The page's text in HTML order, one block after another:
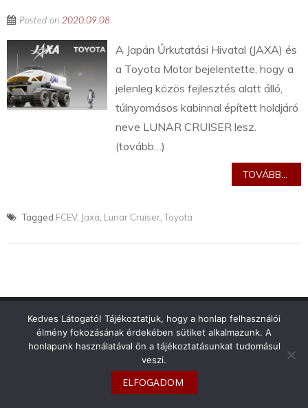
Posted on 2020.09.08
A Japán Űrkutatási Hivatal (JAXA) és
a Toyota Motor bejelentette, hogy a
jelenleg közös fejlesztés alatt álló,
túlnyomásos kabinnal épített holdjáró
neve LUNAR CRUISER lesz.
(tovább…)
TOVÁBB...
Tagged FCEV, Jaxa Lunar Cruiser ,Toyota
Copyright © 2026Toyota Klub Magyarország
Kedves Látogató! Tájékoztatjuk, hogy a honlap felhasználói
élmény fokozásának érdekében sütiket alkalmazunk. A
honlapunk használatával ön a tájékoztatásunkat tudomásul
veszi.
ELFOGADOM